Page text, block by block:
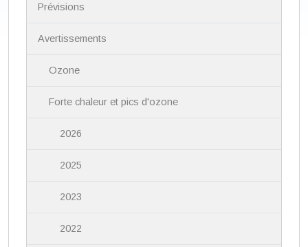
Prévisions
Avertissements
Ozone
Forte chaleur et pics d'ozone
2026
2025
2023
2022